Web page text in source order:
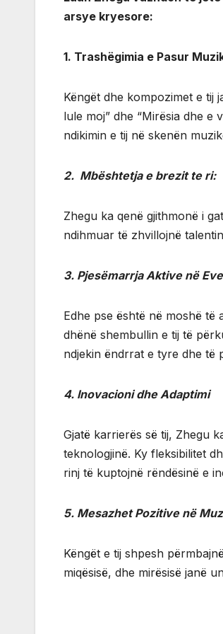
arsye kryesore:
1. Trashëgimia e Pasur
Këngët dhe kompozimet e tij
lule moj” dhe “Mirësia dhe
ndikimin e tij në skenën
2. Mbështetja e brezit te ri:
Zhegu ka qenë gjithmonë i
ndihmuar të zhvillojnë
3. Pjesëmarrja Aktive në
Edhe pse është në moshë
dhënë shembullin e tij të
ndjekin ëndrrat e tyre dhe të
4. Inovacioni dhe Adaptimi
Gjatë karrierës së tij, Zhegu
teknologjinë. Ky fleksibilitet
rinj të kuptojnë rëndësinë e
5. Mesazhet Pozitive në
Këngët e tij shpesh
miqësisë, dhe mirësisë janë